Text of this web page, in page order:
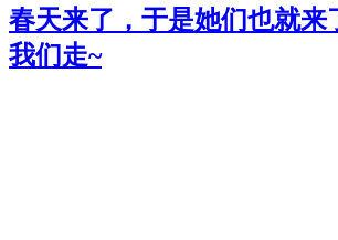
春天来了，于是她们也就来
我们走~